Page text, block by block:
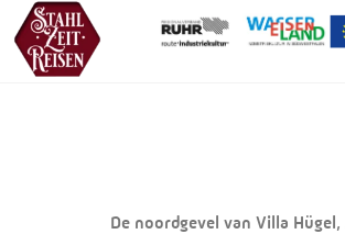
De noordgevel van Villa Hügel,